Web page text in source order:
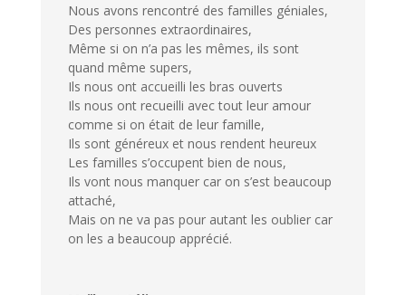
Nous avons rencontré des familles géniales,
Des personnes extraordinaires,
Même si on n’a pas les mêmes, ils sont
quand même supers,
Ils nous ont accueilli les bras ouverts
Ils nous ont recueilli avec tout leur amour
comme si on était de leur famille,
Ils sont généreux et nous rendent heureux
Les familles s’occupent bien de nous,
Ils vont nous manquer car on s’est beaucoup
attaché,
Mais on ne va pas pour autant les oublier car
on les a beaucoup apprécié.